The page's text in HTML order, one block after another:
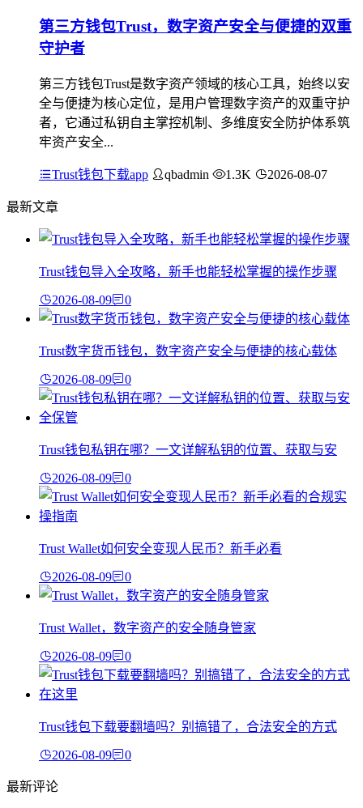
第三方钱包Trust，数字资产安全与便捷的双重
守护者
第三方钱包Trust是数字资产领域的核心工具，始终以安
全与便捷为核心定位，是用户管理数字资产的双重守护
者，它通过私钥自主掌控机制、多维度安全防护体系筑
牢资产安全...
Trust钱包下载app qbadmin 1.3K 2026-08-07
最新文章
Trust钱包导入全攻略，新手也能轻松掌握的操作步骤
2026-08-09 0
Trust数字货币钱包，数字资产安全与便捷的核心载体
2026-08-09 0
Trust钱包私钥在哪？一文详解私钥的位置、获取与安
2026-08-09 0
Trust Wallet如何安全变现人民币？新手必看
2026-08-09 0
Trust Wallet，数字资产的安全随身管家
2026-08-09 0
Trust钱包下载要翻墙吗？别搞错了，合法安全的方式
2026-08-09 0
最新评论